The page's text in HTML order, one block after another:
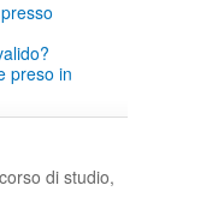
preso in
di studio,